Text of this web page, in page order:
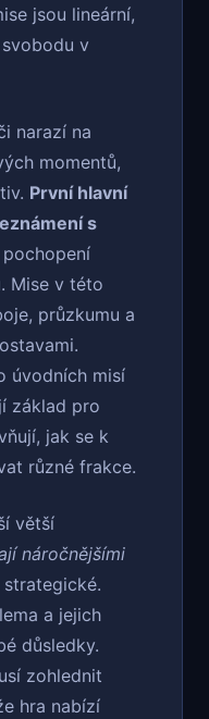
jsou lineární,
v
narazí na
momentů,
První hlavní
s
pochopení
Mise v této
průzkumu a
úvodních misí
základ pro
jak se k
různé frakce.
větší
náročnějšími
a jejich
důsledky.
zohlednit
hra nabízí